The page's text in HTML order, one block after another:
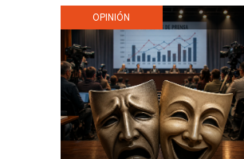
OPINIÓN